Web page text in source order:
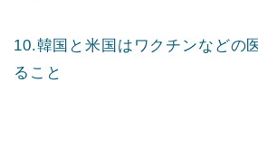
10.韓国と米国はワクチンなどの
ること